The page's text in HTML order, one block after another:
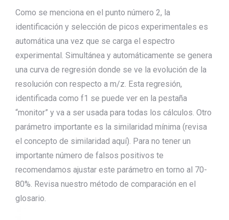
Como se menciona en el punto número 2, la
identificación y selección de picos experimentales es
automática una vez que se carga el espectro
experimental. Simultánea y automáticamente se genera
una curva de regresión donde se ve la evolución de la
resolución con respecto a m/z. Esta regresión,
identificada como f1 se puede ver en la pestaña
“monitor” y va a ser usada para todas los cálculos. Otro
parámetro importante es la similaridad mínima (revisa
el concepto de similaridad aquí). Para no tener un
importante número de falsos positivos te
recomendamos ajustar este parámetro en torno al 70-
80%. Revisa nuestro método de comparación en el
glosario.